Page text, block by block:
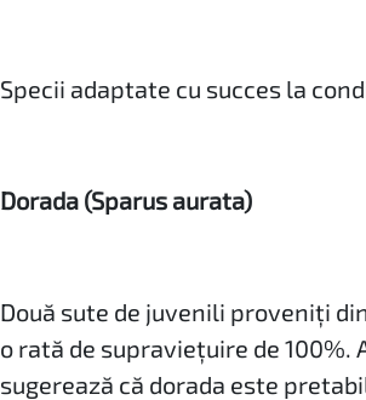
Specii adaptate cu succes la
Dorada (Sparus aurata)
Două sute de juvenili proveniți
o rată de supraviețuire de 100%.
sugerează că dorada este